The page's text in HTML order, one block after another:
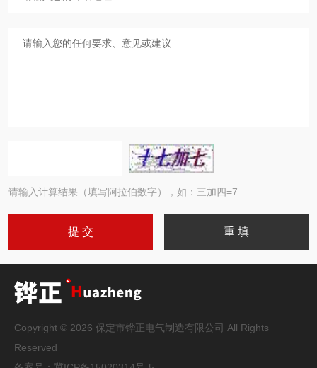
请输入计算结果（填写阿拉伯数字），如：三加四=7
Copyright © 2026 保定市铧正电气制造有限公司 All Rights
Reserved